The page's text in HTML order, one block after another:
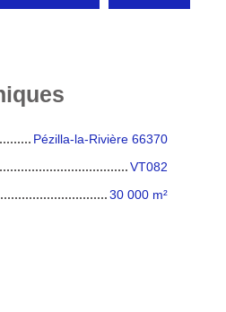
Pézilla-la-Rivière 66370
VT082
30 000 m²